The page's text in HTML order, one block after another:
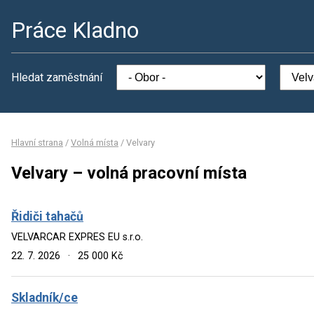
Práce Kladno
Hledat zaměstnání
Hlavní strana / Volná místa / Velvary
Velvary – volná pracovní místa
Řidiči tahačů
VELVARCAR EXPRES EU s.r.o.
22. 7. 2026
· 25 000 Kč
Skladník/ce